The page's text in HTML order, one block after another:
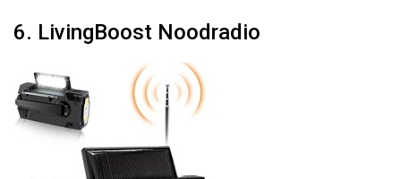
6. LivingBoost Noodradio